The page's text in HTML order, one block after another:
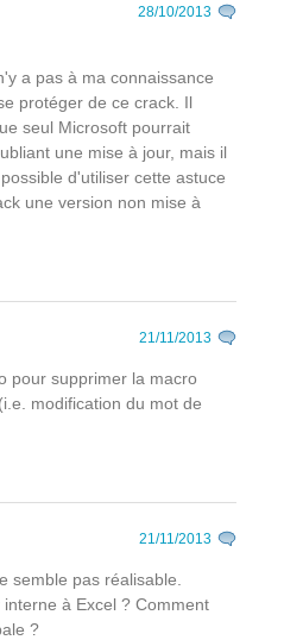
28/10/2013
a pas à ma connaissance
protéger de ce crack. Il
seul Microsoft pourrait
une mise à jour, mais il
d'utiliser cette astuce
une version non mise à
21/11/2013
pour supprimer la macro
modification du mot de
21/11/2013
semble pas réalisable.
à Excel ? Comment
?